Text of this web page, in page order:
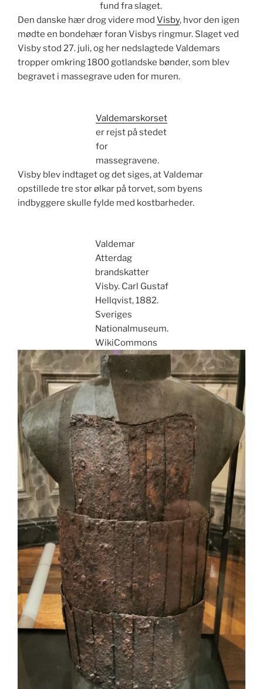
fund fra slaget.
Den danske hær drog videre mod Visby, hvor den igen
mødte en bondehær foran Visbys ringmur. Slaget ved
Visby stod 27. juli, og her nedslagtede Valdemars
tropper omkring 1800 gotlandske bønder, som blev
begravet i massegrave uden for muren.
Valdemarskorset
er rejst på stedet
for
massegravene.
Visby blev indtaget og det siges, at Valdemar
opstillede tre stor ølkar på torvet, som byens
indbyggere skulle fylde med kostbarheder.
Valdemar
Atterdag
brandskatter
Visby. Carl Gustaf
Hellqvist, 1882.
Sveriges
Nationalmuseum.
WikiCommons